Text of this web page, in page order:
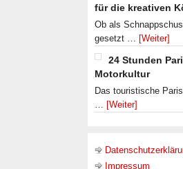
für die kreativen
Ob als
gesetzt … [Weiter]
24 Stunden
Motorkultur
Das touristische
… [Weiter]
Impressum